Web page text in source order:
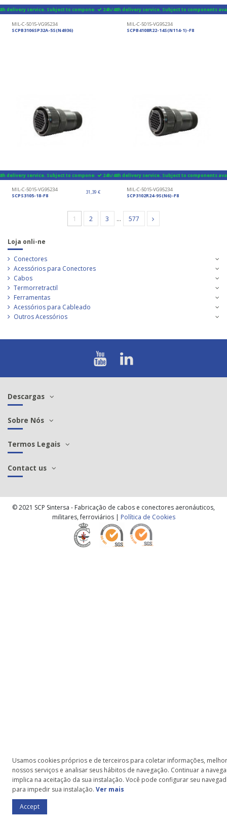
delivery service. Subject to components availability
MIL-C-5015-VG95234
SCPB3106SP32A-5S(N4936)
24h/48h delivery service. Subject to components
MIL-C-5015-VG95234
SCPB4108R22-14S(N114-1)-F8
delivery service. Subject to components availability
MIL-C-5015-VG95234
SCPS3105-18-F8
31,39 €
24h/48h delivery service. Subject to components
MIL-C-5015-VG95234
SCP3102R24-9S(N6)-F8
1 2 3 … 577
Loja onli-ne
Conectores
Acessórios para Conectores
Cabos
Termorretractil
Ferramentas
Acessórios para Cableado
Outros Acessórios
Descargas
Sobre Nós
Termos Legais
Contact us
© 2021 SCP Sintersa - Fabricação de cabos e conectores aeronáuticos,
militares, ferroviários | Política de Cookies
Usamos cookies próprios e de terceiros para coletar informações,
nossos serviços e analisar seus hábitos de navegação. Continuar a
implica na aceitação da sua instalação. Você pode configurar seu
para impedir sua instalação. Ver mais
Accept